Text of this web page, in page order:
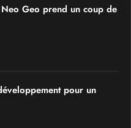
2026
Geo prend un coup de
pour un